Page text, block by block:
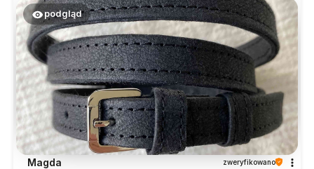
podgląd
Magda zweryfikowano